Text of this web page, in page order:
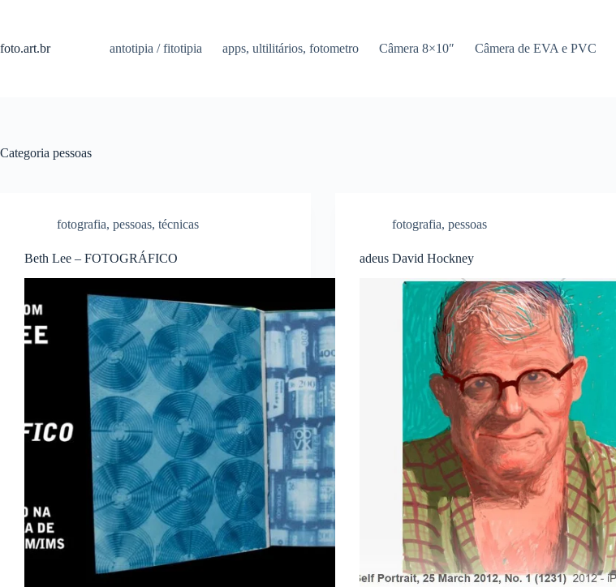
conteúdo
foto.art.br antotipia / fitotipia apps, ultilitários, fotometro Câmera 8×10″ Câmera de EVA e PVC
Categoria pessoas
fotografia, pessoas, técnicas
Beth Lee – FOTOGRÁFICO
fotografia,pessoas
adeus David Hockney